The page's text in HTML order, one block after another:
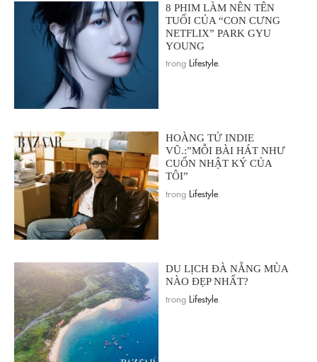
8 PHIM LÀM NÊN TÊN
TUỔI CỦA “CON CƯNG
NETFLIX” PARK GYU
YOUNG
trong Lifestyle
HOÀNG TỬ INDIE
VŨ.:”MỖI BÀI HÁT NHƯ
CUỐN NHẬT KÝ CỦA
TÔI”
trong Lifestyle
DU LỊCH ĐÀ NẴNG MÙA
NÀO ĐẸP NHẤT?
trong Lifestyle